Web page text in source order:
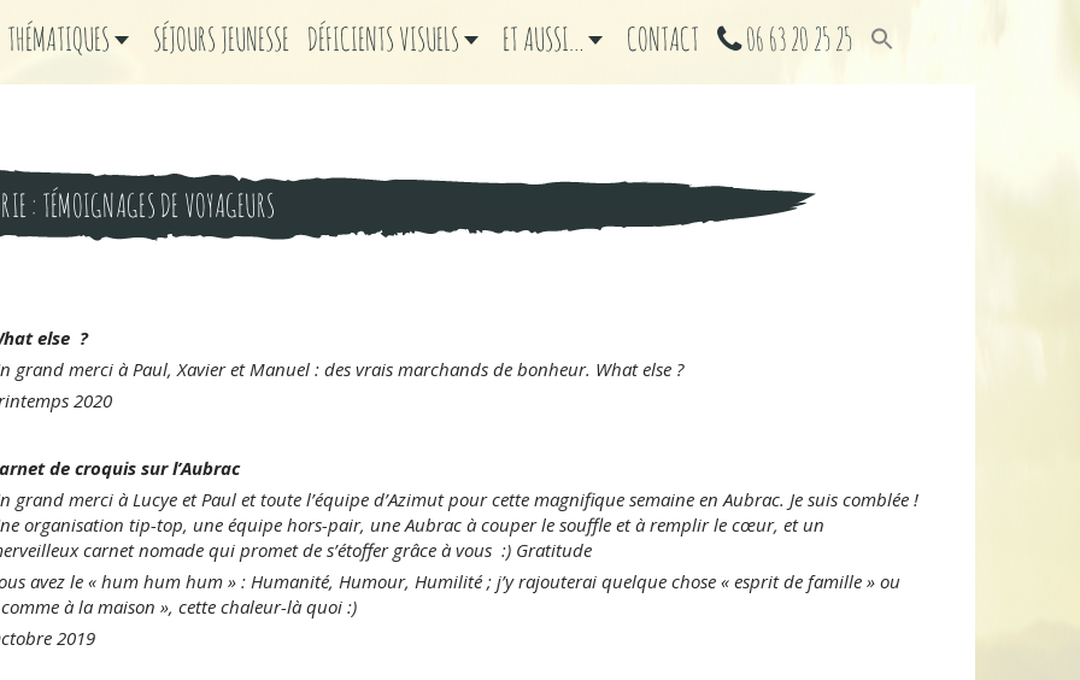
THÉMATIQUES SÉJOURS JEUNESSE DÉFICIENTS VISUELS ET AUSSI… CONTACT 06 63 20 25 25
: TÉMOIGNAGES DE VOYAGEURS
else ?
grand merci à Paul, Xavier et Manuel : des vrais marchands de bonheur. What else ?
2020
de croquis sur l’Aubrac
grand merci à Lucye et Paul et toute l’équipe d’Azimut pour cette magnifique semaine en Aubrac. Je suis comblée !
organisation tip-top, une équipe hors-pair, une Aubrac à couper le souffle et à remplir le cœur, et un
carnet nomade qui promet de s’étoffer grâce à vous :) Gratitude
avez le « hum hum hum » : Humanité, Humour, Humilité ; j’y rajouterai quelque chose « esprit de famille » ou
à la maison », cette chaleur-là quoi :)
2019